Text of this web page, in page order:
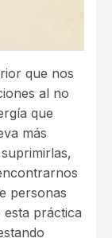
que nos
al no
que
más
personas
práctica